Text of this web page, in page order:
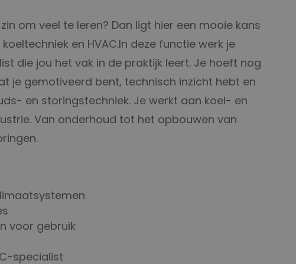
om veel te leren? Dan ligt hier een mooie kans
en HVAC.In deze functie werk je
die jou het vak in de praktijk leert. Je hoeft nog
je gemotiveerd bent, technisch inzicht hebt en
en storingstechniek. Je werkt aan koel- en
Van onderhoud tot het opbouwen van
voor gebruik
specialist